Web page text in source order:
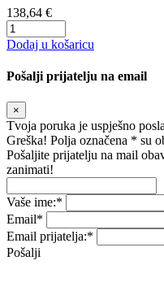
138,64 €
Dodaj u košaricu
Pošalji prijatelju na email
×
Tvoja poruka je uspješno
Greška! Polja označena * su
Pošaljite prijatelju na mail
zanimati!
Vaše ime:*
Email*
Email prijatelja:*
Pošalji